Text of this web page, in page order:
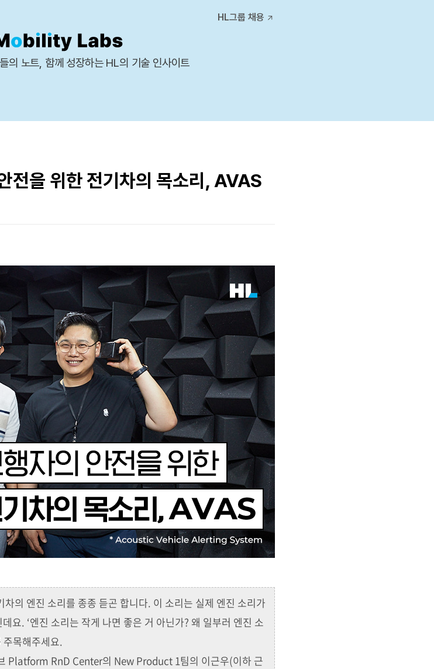
HL그룹 채용
의 노트, 함께 성장하는 HL의 기술 인사이트
전을 위한 전기차의 목소리, AVAS
차의 엔진 소리를 종종 듣곤 합니다. 이 소리는 실제 엔진 소리가
요. ‘엔진 소리는 작게 나면 좋은 거 아닌가? 왜 일부러 엔진 소
주목해주세요.
Platform RnD Center의 New Product 1팀의 이근우(이하 근